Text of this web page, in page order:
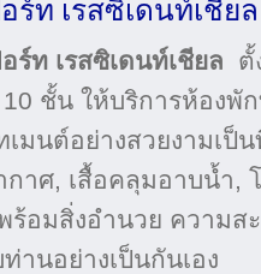
ร์ท เรสซิเดนท์เชียล
ร์ท เรสซิเดนท์เชียล ตั้
10 ชั้น ให้บริการห้องพั
มนต์อย่างสวยงามเป็
าศ, เสื้อคลุมอาบน้ำ,
ร้อมสิ่งอำนวย ความส
านอย่างเป็นกันเอง